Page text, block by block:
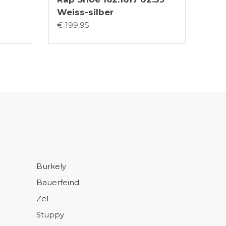
Weiss-silber
€ 199,95
Burkely
Bauerfeind
Zel
Stuppy